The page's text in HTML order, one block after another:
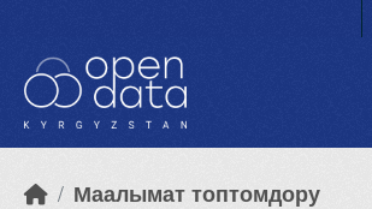
Маалымат топтомдору